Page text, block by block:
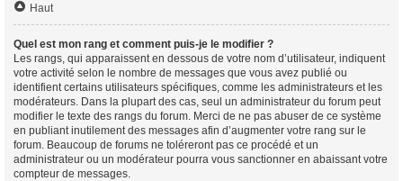
Haut
Quel est mon rang et comment puis-je le modifier ?
Les rangs, qui apparaissent en dessous de votre nom d’utilisateur, indiquent
votre activité selon le nombre de messages que vous avez publié ou
identifient certains utilisateurs spécifiques, comme les administrateurs et les
modérateurs. Dans la plupart des cas, seul un administrateur du forum peut
modifier le texte des rangs du forum. Merci de ne pas abuser de ce système
en publiant inutilement des messages afin d’augmenter votre rang sur le
forum. Beaucoup de forums ne toléreront pas ce procédé et un
administrateur ou un modérateur pourra vous sanctionner en abaissant votre
compteur de messages.